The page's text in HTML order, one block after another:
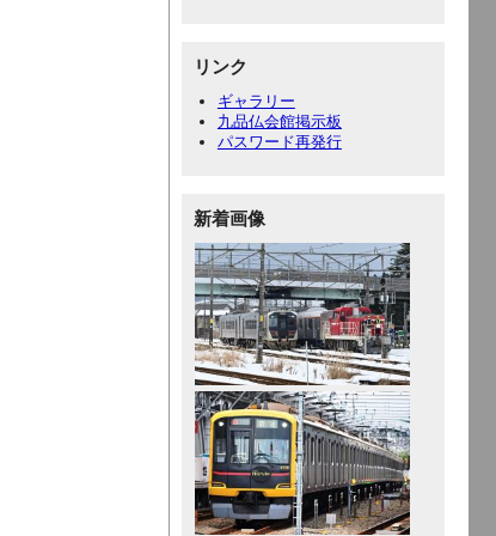
リンク
ギャラリー
九品仏会館掲示板
パスワード再発行
新着画像